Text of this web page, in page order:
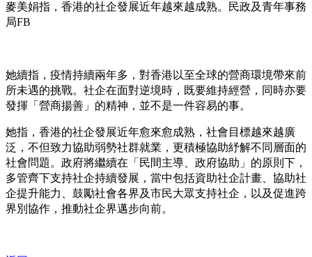
麥美娟指，香港的社企發展近年越來越成熟。民政及青年事務
局FB
她續指，疫情持續兩年多，對香港以至全球的營商環境帶來前
所未遇的挑戰。社企在面對逆境時，既要維持經營，同時亦要
發揮「營商揚善」的精神，並不是一件容易的事。
她指，香港的社企發展近年愈來愈成熟，社會目標越來越廣
泛，不但致力協助弱勢社群就業，更積極協助紓解不同層面的
社會問題。政府將繼續在「民間主導、政府協助」的原則下，
多管齊下支持社企持續發展，當中包括資助社企計畫、協助社
企提升能力、鼓勵社會各界及市民大眾支持社企，以及促進跨
界別協作，推動社企界邁步向前。